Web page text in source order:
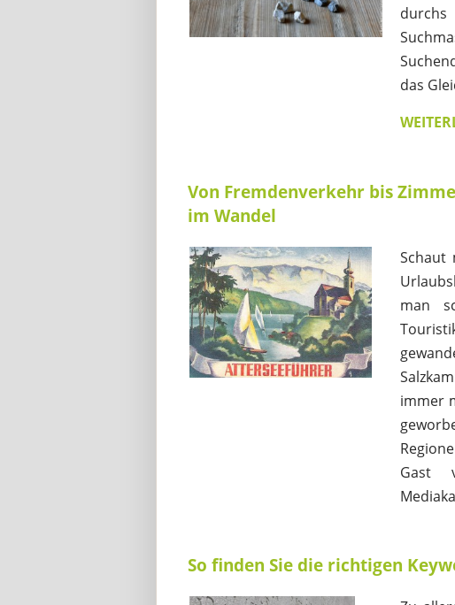
das
Von Fremdenverkehr bis
im Wandel
Schaut
man
immer
Gast
So finden Sie die richtigen